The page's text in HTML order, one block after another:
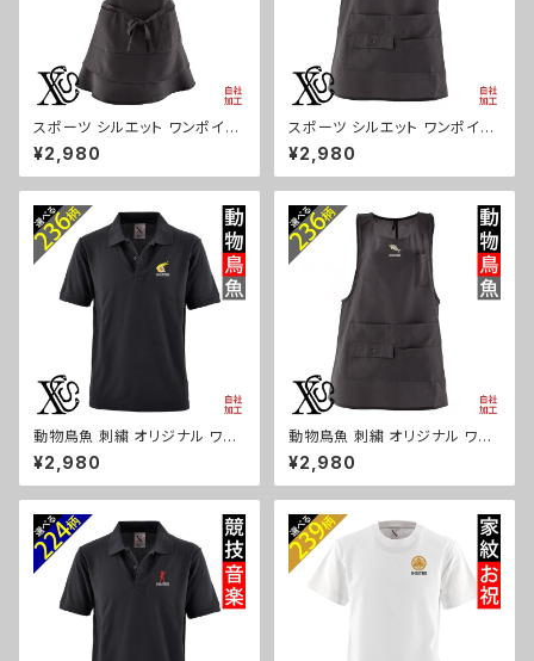
スポーツ シルエット ワンポイン
ト 刺繍 エプロン ワンピース レ
ディース 撥水加工 おしゃれ か
わいい フリル ティアード フレア
ロン リボン ブラック 黒 グッズ
文字 面白い おもしろ 卒団 記念
品 部活 卒業 ori-a-tao13-b0
8-s
¥2,980
スポーツ シルエット ワンポイン
ト エプロン 刺繍 ワンピース レ
ディース 撥水加工 おしゃれ か
わいい 脇ボタン マタニティ ミド
無地 サロン リボン ブラック 黒
グッズ 文字 面白い おもしろ 卒
団 記念品 部活 卒業 ori-a-tao
15-b08-s
¥2,980
動物鳥魚 刺繍 オリジナル ワン
ポイント ポロシャツ リアル 半袖
メンズ 無地 ロゴ おしゃれ ゴル
フ 吸汗速乾 父の日 柄 馬 鳥 豚
s
¥2,980
動物鳥魚 刺繍 オリジナル ワン
ポイント エプロン プレゼント ワ
ンピース レディース 撥水加工
おしゃれ かわいい 脇ボタン マ
育士 カフェ 無地 サロン ブラッ
ク 黒 柄 馬 鳥 豚 魚 グッズ ori-
a-tao15-b06-s
¥2,980